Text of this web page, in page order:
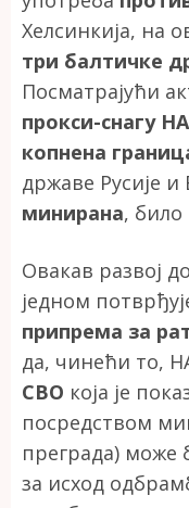
Хелсинкија, на
три балтичке
Посматрајући
прокси-снагу
копнена
државе Русије и
минирана,
Овакав развој
једном
припрема за
да, чинећи то,
СВО која је
посредством
преграда) може
за исход